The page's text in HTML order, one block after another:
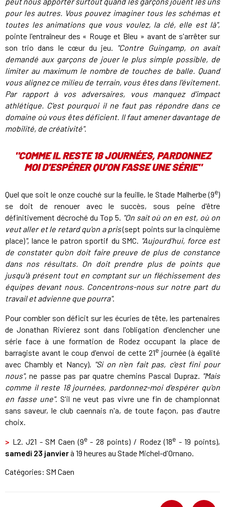
pour les autres. Vous pouvez imaginer tous les schémas et
toutes les animations que vous voulez, la clé, elle est là",
pointe l'entraîneur des « Rouge et Bleu » avant de s'arrêter sur
son trio dans le cœur du jeu. "Contre Guingamp, on avait
demandé aux garçons de jouer le plus simple possible, de
limiter au maximum le nombre de touches de balle. Quand
vous alignez ce milieu de terrain, vous êtes dans l'évitement.
Par rapport à vos adversaires, vous manquez d'impact
athlétique. C'est pourquoi il ne faut pas répondre dans ce
domaine où vous êtes déficient. Il faut amener davantage de
mobilité, de créativité".
"COMME IL RESTE 18 JOURNÉES, PARDONNEZ
MOI D'ESPÉRER QU'ON FASSE UNE SÉRIE"
Quel que soit le onze couché sur la feuille, le Stade Malherbe (9e)
se doit de renouer avec le succès, sous peine d'être
définitivement décroché du Top 5. "On sait où on en est, où on
veut aller et le retard qu'on a pris(sept points sur la cinquième
place)", lance le patron sportif du SMC. "Aujourd'hui, force est
de constater qu'on doit faire preuve de plus de constance
dans nos résultats. On doit prendre plus de points que
jusqu'à présent tout en comptant sur un fléchissement des
équipes devant nous. Concentrons-nous sur notre part du
travail et advienne que pourra".
Pour combler son déficit sur les écuries de tête, les partenaires
de Jonathan Rivierez sont dans l'obligation d'enclencher une
série face à une formation de Rodez occupant la place de
barragiste avant le coup d'envoi de cette 21ejournée (à égalité
avec Chambly et Nancy). "Si on n'en fait pas, c'est fini pour
nous", ne passe pas par quatre chemins Pascal Dupraz. "Mais
comme il reste 18 journées, pardonnez-moi d'espérer qu'on
en fasse une". S'il ne veut pas vivre une fin de championnat
sans saveur, le club caennais n'a, de toute façon, pas d'autre
choix.
> L2. J21 - SM Caen (9e- 28 points) / Rodez (18e - 19 points),
samedi 23 janvierà 19 heures au Stade Michel-d'Ornano.
Catégories: SM Caen